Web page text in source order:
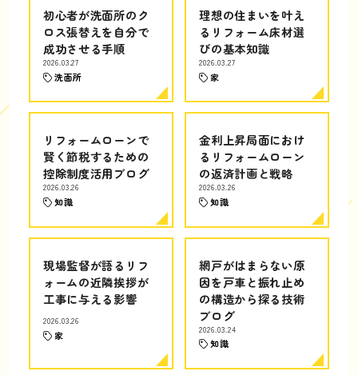
初心者が洗面所のク
ロス張替えを自分で
成功させる手順
2026.03.27
洗面所
理想の住まいを叶え
るリフォーム床材選
びの基本知識
2026.03.27
家
リフォームローンで
賢く節税するための
控除制度活用ブログ
2026.03.26
知識
金利上昇局面におけ
るリフォームローン
の返済計画と戦略
2026.03.26
知識
現場監督が語るリフ
ォームの近隣挨拶が
工事に与える影響
2026.03.26
家
網戸がはまらない原
因を戸車と振れ止め
の構造から探る技術
ブログ
2026.03.24
知識